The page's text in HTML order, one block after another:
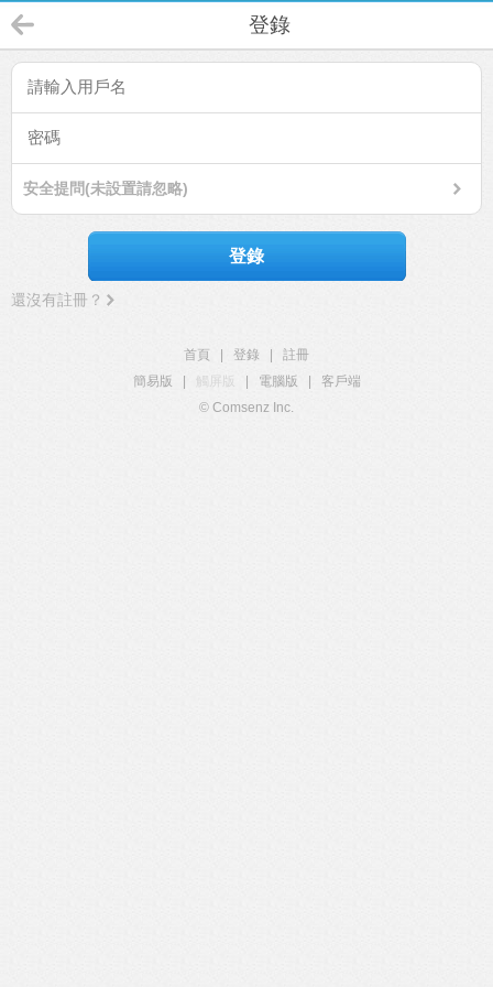
登錄
安全提問(未設置請忽略)
登錄
還沒有註冊？
首頁 登錄
註冊
簡易版
觸屏版 電腦版
客戶端
© Comsenz Inc.